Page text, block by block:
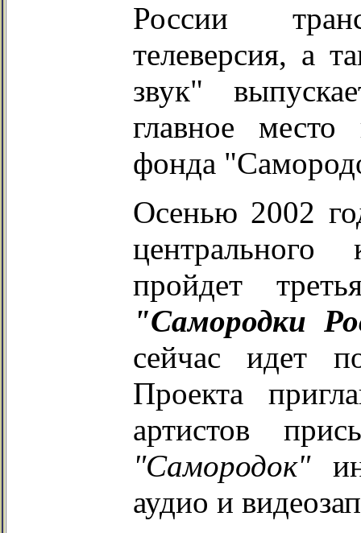
России
телеверсия, а
звук"
главное место
фонда
Осенью 2002
центрального
пройдет
"Самородки
сейчас идет
Проекта
артистов
"Самородок"
аудио и